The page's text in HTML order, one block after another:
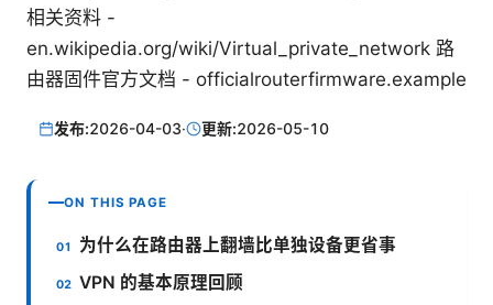
相关资料 -
en.wikipedia.org/wiki/Virtual_private_network 路
由器固件官方文档 - officialrouterfirmware.example
发布:2026-04-03· 更新:2026-05-10
ON THIS PAGE
为什么在路由器上翻墙比单独设备更省事
VPN 的基本原理回顾